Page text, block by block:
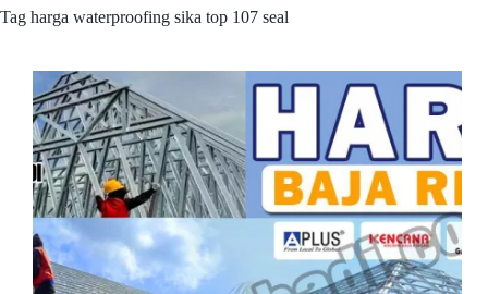
Tag harga waterproofing sika top 107 seal